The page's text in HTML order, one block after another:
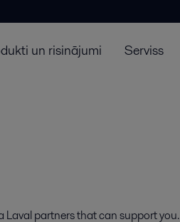
un risinājumi Serviss
Laval partners that can support you.